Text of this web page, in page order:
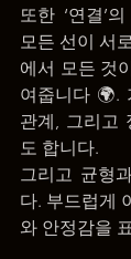
또한 ‘연결’
모든 선이 서
에서 모든 것
여줍니다 🌍.
관계, 그리고
도 합니다.
그리고 균형
다. 부드럽게
와 안정감을